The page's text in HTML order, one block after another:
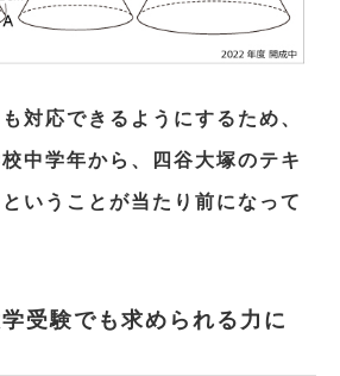
対応できるようにするため、
中学年から、四谷大塚のテキ
いうことが当たり前になって
受験でも求められる力に